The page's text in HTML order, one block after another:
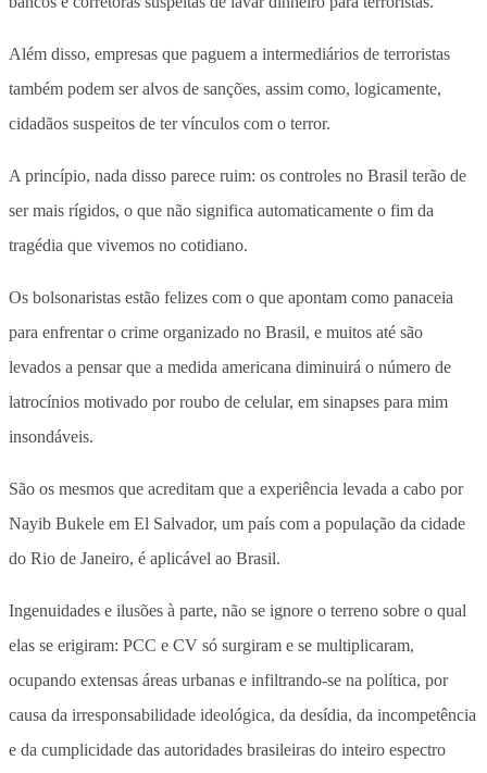
Além disso, empresas que paguem a intermediários de terroristas
também podem ser alvos de sanções, assim como, logicamente,
cidadãos suspeitos de ter vínculos com o terror.
A princípio, nada disso parece ruim: os controles no Brasil terão de
ser mais rígidos, o que não significa automaticamente o fim da
tragédia que vivemos no cotidiano.
Os bolsonaristas estão felizes com o que apontam como panaceia
para enfrentar o crime organizado no Brasil, e muitos até são
levados a pensar que a medida americana diminuirá o número de
latrocínios motivado por roubo de celular, em sinapses para mim
insondáveis.
São os mesmos que acreditam que a experiência levada a cabo por
Nayib Bukele em El Salvador, um país com a população da cidade
do Rio de Janeiro, é aplicável ao Brasil.
Ingenuidades e ilusões à parte, não se ignore o terreno sobre o qual
elas se erigiram: PCC e CV só surgiram e se multiplicaram,
ocupando extensas áreas urbanas e infiltrando-se na política, por
causa da irresponsabilidade ideológica, da desídia, da incompetência
e da cumplicidade das autoridades brasileiras do inteiro espectro